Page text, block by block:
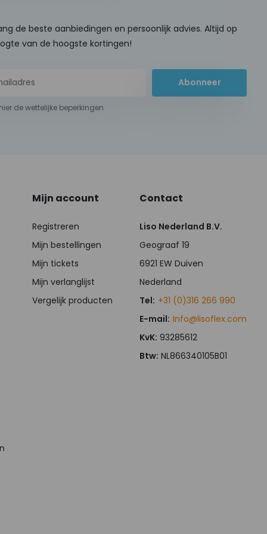
de beste aanbiedingen en persoonlijk advies. Altijd op
van de hoogste kortingen!
Abonneer
de wettelijke beperkingen
Mijn account
Registreren
Mijn bestellingen
Mijn tickets
Mijn verlanglijst
Vergelijk producten
Contact
Liso Nederland B.V.
Geograaf 19
6921 EW Duiven
Nederland
Tel: +31 (0)316 266 990
E-mail: Info@lisoflex.com
KvK: 93285612
Btw: NL866340105B01